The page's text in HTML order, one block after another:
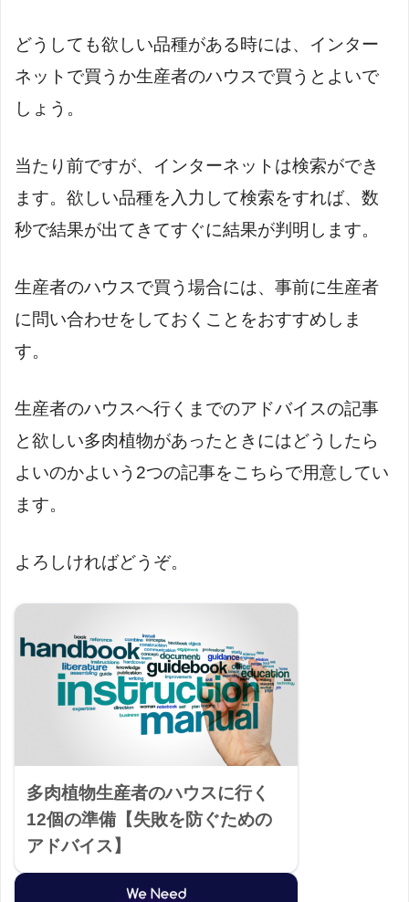
どうしても欲しい品種がある時には、インター
ネットで買うか生産者のハウスで買うとよいで
しょう。
当たり前ですが、インターネットは検索ができ
ます。欲しい品種を入力して検索をすれば、数
秒で結果が出てきてすぐに結果が判明します。
生産者のハウスで買う場合には、事前に生産者
に問い合わせをしておくことをおすすめしま
す。
生産者のハウスへ行くまでのアドバイスの記事
と欲しい多肉植物があったときにはどうしたら
よいのかよいう2つの記事をこちらで用意してい
ます。
よろしければどうぞ。
多肉植物生産者のハウスに行く
12個の準備【失敗を防ぐための
アドバイス】